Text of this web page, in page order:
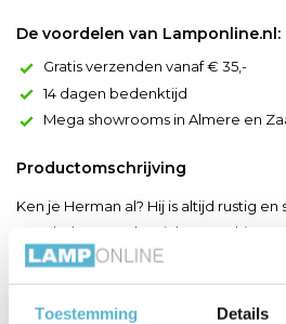
Toestemming Details
De voordelen van Lamponline.nl:
Gratis verzenden vanaf € 35,-
14 dagen bedenktijd
Mega showrooms in Almere en
Productomschrijving
Ken je Herman al? Hij is altijd rustig
gezelschap zonder zich op te
haast onmerkbaar maar is hij er niet,
elegante tafellamp is vervaardigd uit
katoen, want ook duurzaamheid